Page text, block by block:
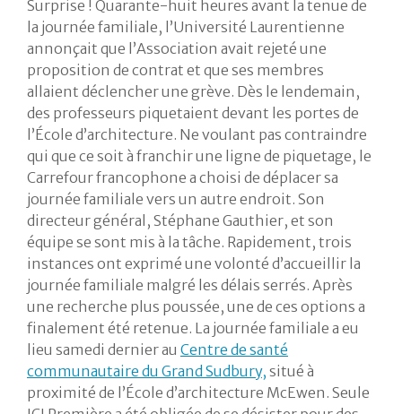
Surprise ! Quarante-huit heures avant la tenue de
la journée familiale, l’Université Laurentienne
annonçait que l’Association avait rejeté une
proposition de contrat et que ses membres
allaient déclencher une grève. Dès le lendemain,
des professeurs piquetaient devant les portes de
l’École d’architecture. Ne voulant pas contraindre
qui que ce soit à franchir une ligne de piquetage, le
Carrefour francophone a choisi de déplacer sa
journée familiale vers un autre endroit. Son
directeur général, Stéphane Gauthier, et son
équipe se sont mis à la tâche. Rapidement, trois
instances ont exprimé une volonté d’accueillir la
journée familiale malgré les délais serrés. Après
une recherche plus poussée, une de ces options a
finalement été retenue. La journée familiale a eu
lieu samedi dernier au Centre de santé
communautaire du Grand Sudbury, situé à
proximité de l’École d’architecture McEwen. Seule